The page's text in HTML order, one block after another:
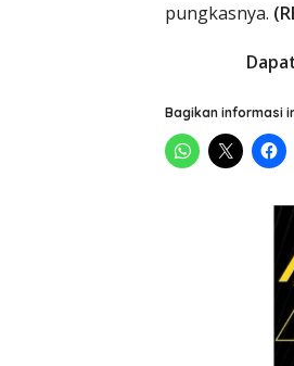
pungkasnya.
Bagikan informasi